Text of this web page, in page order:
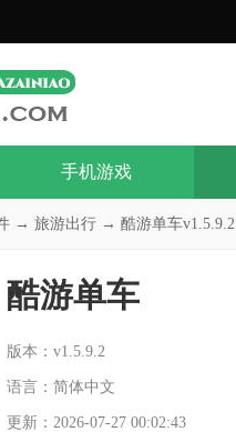
手机游戏
→ 旅游出行 → 酷游单车v1.5.9.2
酷游单车
版本：v1.5.9.2
语言：简体中文
更新：2026-07-27 00:02:43